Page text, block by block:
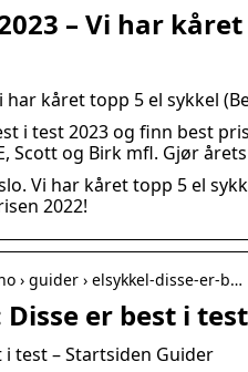
– Vi har
har kåret topp 5 el sykkel
i test 2023 og finn best
Scott og Birk mfl. Gjør
Vi har kåret topp 5 el
2022!
› guider › elsykkel-disse-er-b…
Disse er best i
i test – Startsiden Guider